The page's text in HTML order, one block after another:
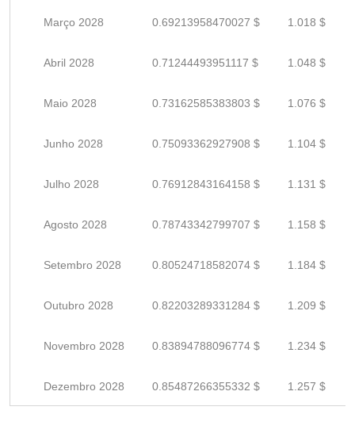
Março 2028 0.69213958470027 $ 1.018 $
Abril 2028 0.71244493951117 $ 1.048 $
Maio 2028 0.73162585383803 $ 1.076 $
Junho 2028 0.75093362927908 $ 1.104 $
Julho 2028 0.76912843164158 $ 1.131 $
Agosto 2028 0.78743342799707 $ 1.158 $
Setembro 2028 0.80524718582074 $ 1.184 $
Outubro 2028 0.82203289331284 $ 1.209 $
Novembro 2028 0.83894788096774 $ 1.234 $
Dezembro 2028 0.85487266355332 $ 1.257 $